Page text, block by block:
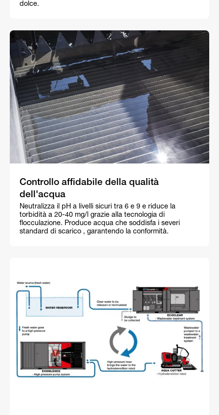
dolce.
Controllo affidabile della qualità
dell'acqua
Neutralizza il pH a livelli sicuri tra 6 e 9 e riduce la
torbidità a 20-40 mg/l grazie alla tecnologia di
flocculazione. Produce acqua che soddisfa i severi
standard di scarico , garantendo la conformità.